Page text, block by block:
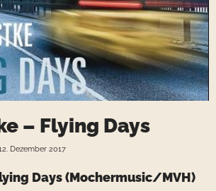
– Flying Days
Dezember 2017
Days(Mochermusic/MVH)